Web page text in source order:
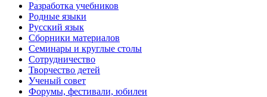
Разработка учебников
Родные языки
Русский язык
Сборники материалов
Семинары и круглые столы
Сотрудничество
Творчество детей
Ученый совет
Форумы, фестивали, юбилеи